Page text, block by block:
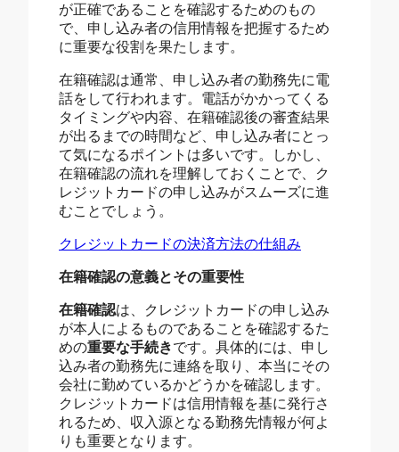
が正確であることを確認するためのもの
で、申し込み者の信用情報を把握するため
に重要な役割を果たします。
在籍確認は通常、申し込み者の勤務先に電
話をして行われます。電話がかかってくる
タイミングや内容、在籍確認後の審査結果
が出るまでの時間など、申し込み者にとっ
て気になるポイントは多いです。しかし、
在籍確認の流れを理解しておくことで、ク
レジットカードの申し込みがスムーズに進
むことでしょう。
クレジットカードの決済方法の仕組み
在籍確認の意義とその重要性
在籍確認は、クレジットカードの申し込み
が本人によるものであることを確認するた
めの重要な手続きです。具体的には、申し
込み者の勤務先に連絡を取り、本当にその
会社に勤めているかどうかを確認します。
クレジットカードは信用情報を基に発行さ
れるため、収入源となる勤務先情報が何よ
りも重要となります。